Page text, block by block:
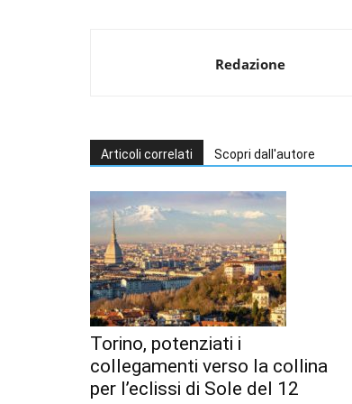
Redazione
Articoli correlati Scopri dall'autore
Torino, potenziati i
collegamenti verso la collina
per l’eclissi di Sole del 12